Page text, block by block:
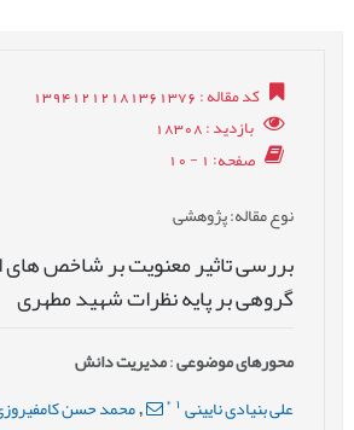
کد مقاله: 13941212181361376
بازدید: 18308
صفحه: 1 - 10
نوع مقاله: پژوهشی
بررسی تاثیر معنویت بر شاخص های
گروهی بر پایه نظرات شهید مطهری
محورهای موضوعی:مدیریت دانش
علی بنیادی نایینی *
,محمد حسن کامفیروزی